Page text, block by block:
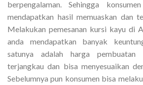
berpengalaman. Sehingga
mendapatkan hasil memuaskan dan
Melakukan pemesanan kursi kayu di
anda mendapatkan banyak
satunya adalah harga
terjangkau dan bisa menyesuaikan
Sebelumnya pun konsumen bisa